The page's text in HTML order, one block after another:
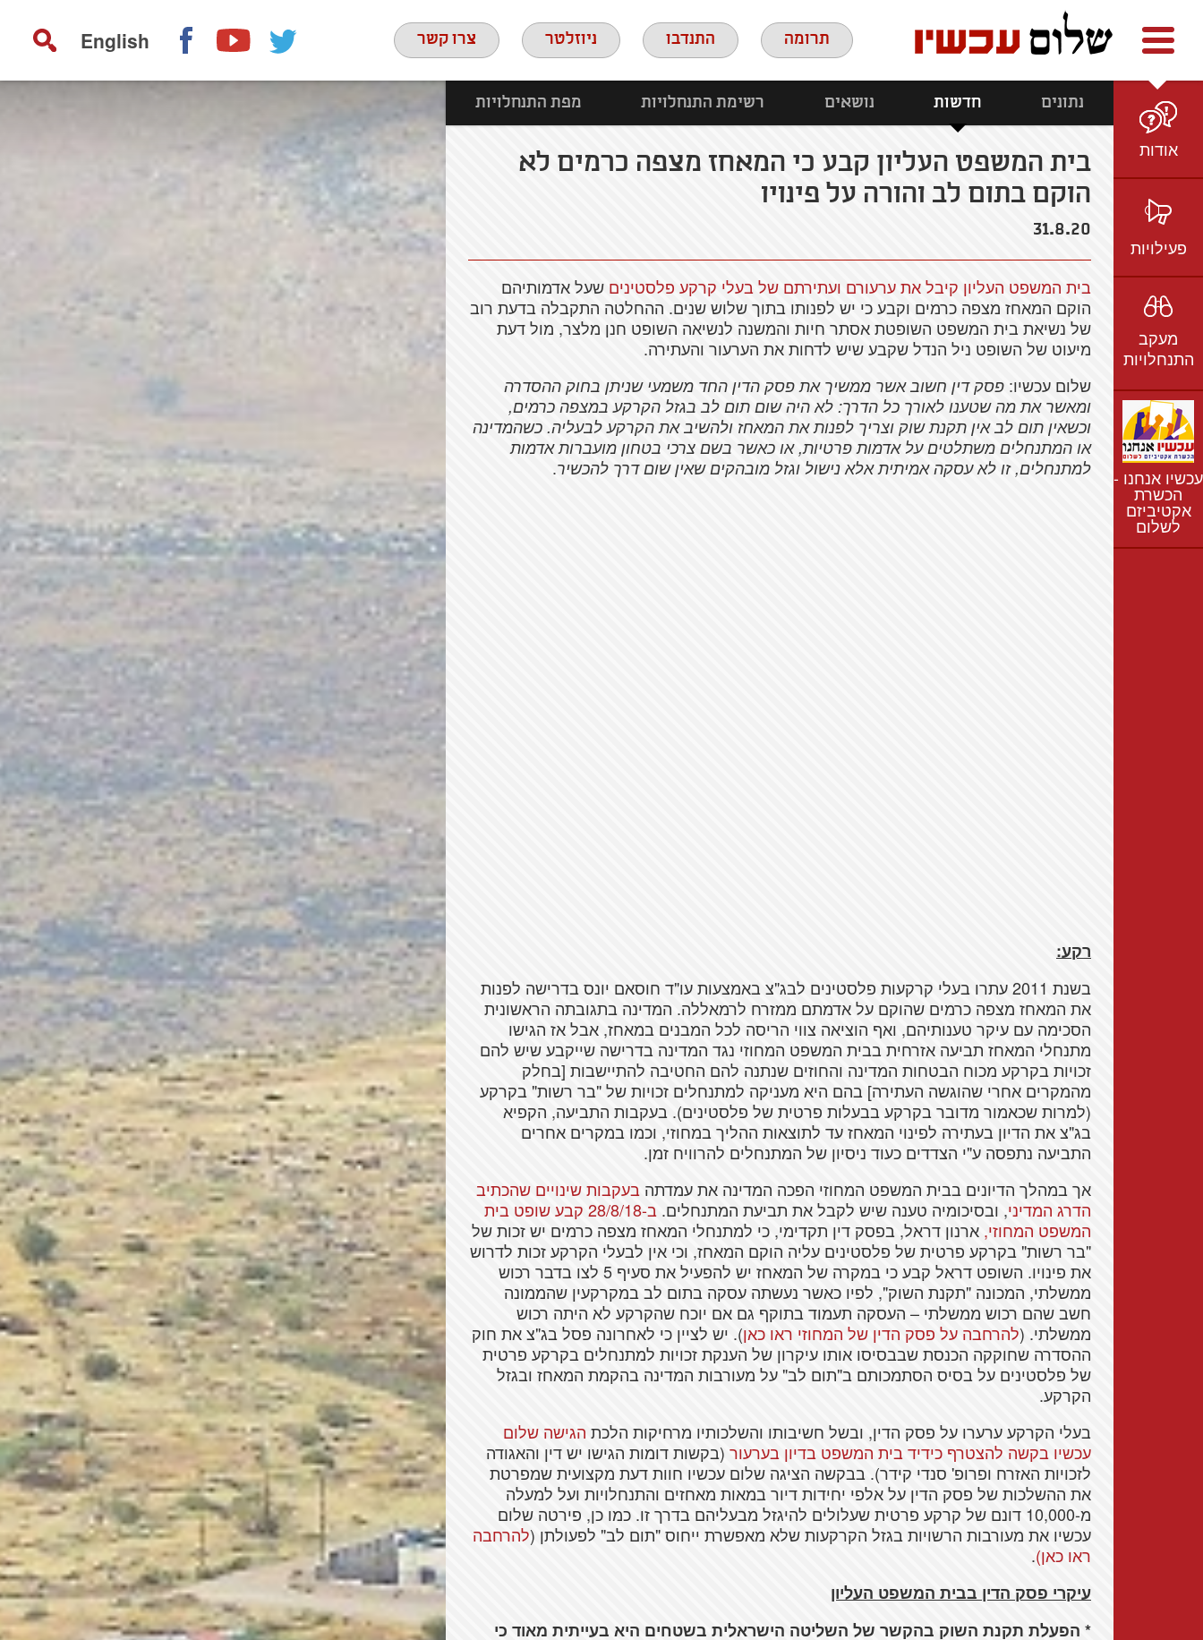
תרומה התנדבו ניוזלטר צרו קשר English Facebookyoutube twitter
אודות
הצוות
חזון ועמדות
אמיל גרינצווייג
שקיפות
פעילויות
ברשת
בתקשורת
וידאו
מעקב
התנחלויות
נתונים
חדשות
נושאים
רשימת התנחלויות
מפת התנחלויות
עכשיו אנחנו -
הכשרת
אקטיביזם
לשלום
נתונים חדשות נושאים רשימת התנחלויות מפת התנחלויות
בית המשפט העליון קבע כי המאחז מצפה כרמים לא
הוקם בתום לב והורה על פינויו
31.8.20
בית המשפט העליון קיבל את ערעורם ועתירתם של בעלי קרקע פלסטינים שעל אדמותיהם
הוקם המאחז מצפה כרמים וקבע כי יש לפנותו בתוך שלוש שנים. ההחלטה התקבלה בדעת רוב
של נשיאת בית המשפט השופטת אסתר חיות והמשנה לנשיאה השופט חנן מלצר, מול דעת
מיעוט של השופט ניל הנדל שקבע שיש לדחות את הערעור והעתירה.
שלום עכשיו: פסק דין חשוב אשר ממשיך את פסק הדין החד משמעי שניתן בחוק ההסדרה
ומאשר את מה שטענו לאורך כל הדרך: לא היה שום תום לב בגזל הקרקע במצפה כרמים,
וכשאין תום לב אין תקנת שוק וצריך לפנות את המאחז ולהשיב את הקרקע לבעליה. כשהמדינה
או המתנחלים משתלטים על אדמות פרטיות, או כאשר בשם צרכי בטחון מועברות אדמות
למתנחלים, זו לא עסקה אמיתית אלא נישול וגזל מובהקים שאין שום דרך להכשיר.
רקע:
בשנת 2011 עתרו בעלי קרקעות פלסטינים לבג"צ באמצעות עו"ד חוסאם יונס בדרישה לפנות
את המאחז מצפה כרמים שהוקם על אדמתם ממזרח לרמאללה. המדינה בתגובתה הראשונית
הסכימה עם עיקר טענותיהם, ואף הוציאה צווי הריסה לכל המבנים במאחז, אבל אז הגישו
מתנחלי המאחז תביעה אזרחית בבית המשפט המחוזי נגד המדינה בדרישה שייקבע שיש להם
זכויות בקרקע מכוח הבטחות המדינה והחוזים שנתנה להם החטיבה להתיישבות [בחלק
מהמקרים אחרי שהוגשה העתירה] בהם היא מעניקה למתנחלים זכויות של "בר רשות" בקרקע
(למרות שכאמור מדובר בקרקע בבעלות פרטית של פלסטינים). בעקבות התביעה, הקפיא
בג"צ את הדיון בעתירה לפינוי המאחז עד לתוצאות ההליך במחוזי, וכמו במקרים אחרים
התביעה נתפסה ע"י הצדדים כעוד ניסיון של המתנחלים להרוויח זמן.
אך במהלך הדיונים בבית המשפט המחוזי הפכה המדינה את עמדתה בעקבות שינויים שהכתיב
הדרג המדיני, ובסיכומיה טענה שיש לקבל את תביעת המתנחלים.
ב-28/8/18 קבע שופט בית
המשפט המחוזי, ארנון דראל, בפסק דין תקדימי, כי למתנחלי המאחז מצפה כרמים יש זכות של
"בר רשות" בקרקע פרטית של פלסטינים עליה הוקם המאחז, וכי אין לבעלי הקרקע זכות לדרוש
את פינויו. השופט דראל קבע כי במקרה של המאחז יש להפעיל את סעיף 5 לצו בדבר רכוש
ממשלתי, המכונה "תקנת השוק", לפיו כאשר נעשתה עסקה בתום לב במקרקעין שהממונה
חשב שהם רכוש ממשלתי – העסקה תעמוד בתוקף גם אם יוכח שהקרקע לא היתה רכוש
ממשלתי. (להרחבה על פסק הדין של המחוזי ראו כאן). יש לציין כי לאחרונה פסל בג"צ את חוק
ההסדרה שחוקקה הכנסת שבבסיסו אותו עיקרון של הענקת זכויות למתנחלים בקרקע פרטית
של פלסטינים על בסיס הסתמכותם ב"תום לב" על מעורבות המדינה בהקמת המאחז ובגזל
הקרקע.
בעלי הקרקע ערערו על פסק הדין, ובשל חשיבותו והשלכותיו מרחיקות הלכת הגישה שלום
עכשיו בקשה להצטרף כידיד בית המשפט בדיון בערעור (בקשות דומות הגישו יש דין והאגודה
לזכויות האזרח ופרופ' סנדי קידר). בבקשה הציגה שלום עכשיו חוות דעת מקצועית שמפרטת
את ההשלכות של פסק הדין על אלפי יחידות דיור במאות מאחזים והתנחלויות ועל למעלה
מ-10,000 דונם של קרקע פרטית שעלולים להיגזל מבעליהם בדרך זו. כמו כן, פירטה שלום
עכשיו את מעורבות הרשויות בגזל הקרקעות שלא מאפשרת ייחוס "תום לב" לפעולתן (להרחבה
ראו כאן).
עיקרי פסק הדין בבית המשפט העליון
* הפעלת תקנת השוק בהקשר של השליטה הישראלית בשטחים היא בעייתית מאוד כי